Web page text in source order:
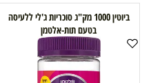
ביוטין 1000 מק"ג סוכריות ג'לי ללעיסה
בטעם תות-אלטמן